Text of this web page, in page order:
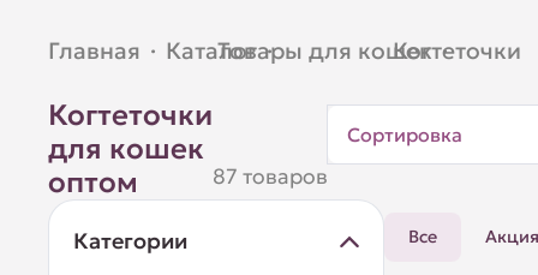
Главная · Каталог ·
Товары для кошек ·
Когтеточки
Когтеточки
для кошек
оптом
87 товаров
Сортировка
Категории Все